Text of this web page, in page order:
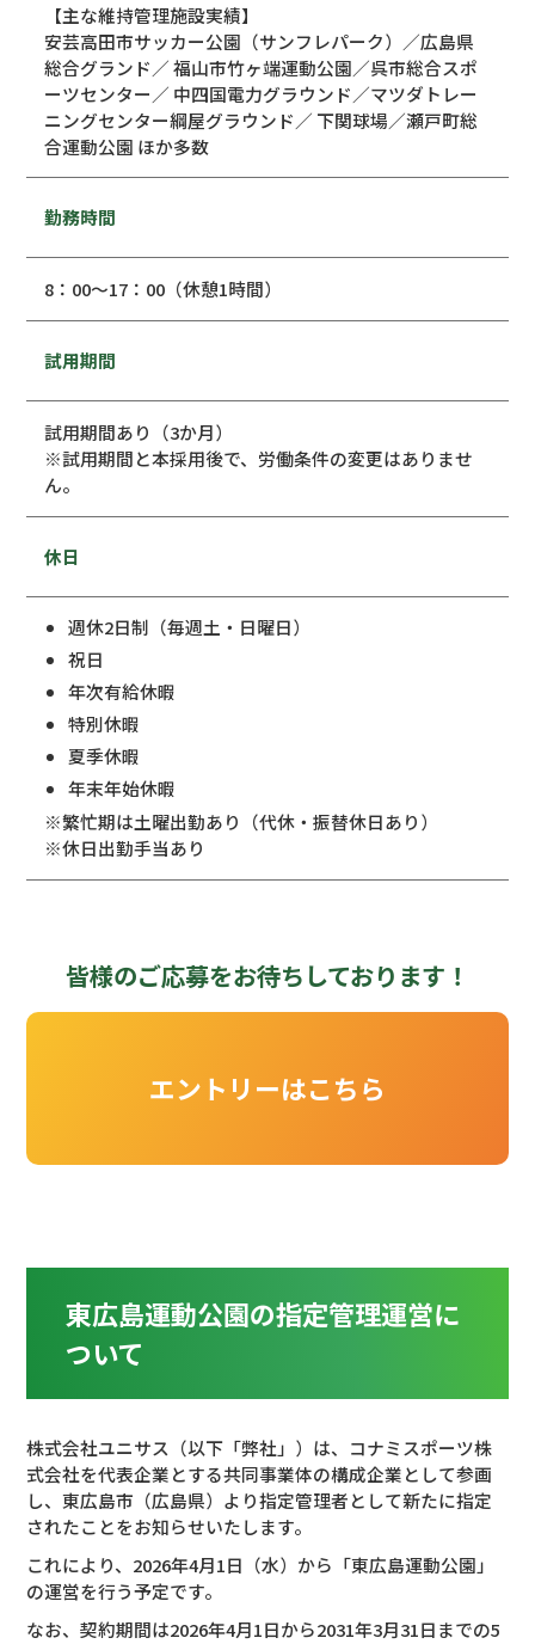
【主な維持管理施設実績】
安芸高田市サッカー公園（サンフレパーク）／広島県
総合グランド／ 福山市竹ヶ端運動公園／呉市総合スポ
ーツセンター／ 中四国電力グラウンド／マツダトレー
ニングセンター綱屋グラウンド／ 下関球場／瀬戸町総
合運動公園 ほか多数
勤務時間
8：00～17：00（休憩1時間）
試用期間
試用期間あり（3か月）
※試用期間と本採用後で、労働条件の変更はありませ
ん。
休日
週休2日制（毎週土・日曜日）
祝日
年次有給休暇
特別休暇
夏季休暇
年末年始休暇
※繁忙期は土曜出勤あり（代休・振替休日あり）
※休日出勤手当あり
皆様のご応募をお待ちしております！
エントリーはこちら
東広島運動公園の指定管理運営に
ついて
株式会社ユニサス（以下「弊社」）は、コナミスポーツ株
式会社を代表企業とする共同事業体の構成企業として参画
し、東広島市（広島県）より指定管理者として新たに指定
されたことをお知らせいたします。
これにより、2026年4月1日（水）から「東広島運動公園」
の運営を行う予定です。
なお、契約期間は2026年4月1日から2031年3月31日までの5